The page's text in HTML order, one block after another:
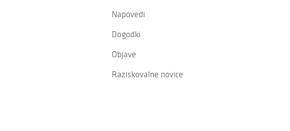
Napovedi
Dogodki
Objave
Raziskovalne novice